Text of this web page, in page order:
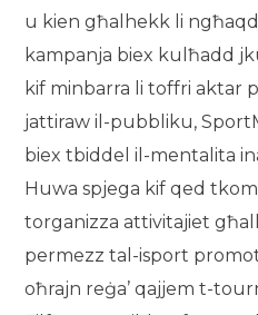
u kien għalhekk li
kampanja biex kulħadd
kif minbarra li toffri aktar
jattiraw il-pubbliku,
biex tbiddel il-mentalita
Huwa spjega kif qed
torganizza attivitajiet
permezz tal-isport
oħrajn reġa’ qajjem t-